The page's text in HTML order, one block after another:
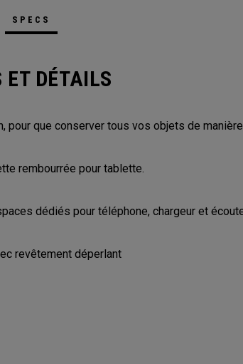
SPECS
ET DÉTAILS
pour que conserver tous vos objets de
rembourrée pour tablette.
dédiés pour téléphone, chargeur et
revêtement déperlant